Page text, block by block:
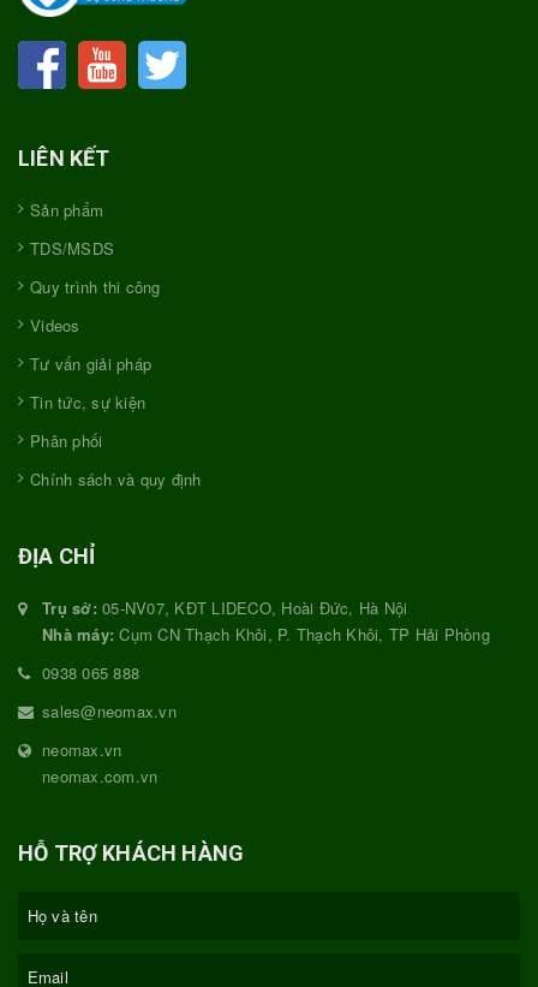
LIÊN KẾT
Sản phẩm
TDS/MSDS
Quy trình thi công
Videos
Tư vấn giải pháp
Tin tức, sự kiện
Phân phối
Chính sách và quy định
ĐỊA CHỈ
Trụ sở: 05-NV07, KĐT LIDECO, Hoài Đức, Hà Nội
Nhà máy: Cụm CN Thạch Khôi, P. Thạch Khôi, TP Hải Phòng
0938 065 888
sales@neomax.vn
neomax.vn
neomax.com.vn
HỖ TRỢ KHÁCH HÀNG